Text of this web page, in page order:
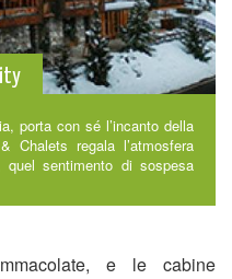
porta con sé l’incanto della
Chalets regala l’atmosfera
sentimento di sospesa
e le cabine